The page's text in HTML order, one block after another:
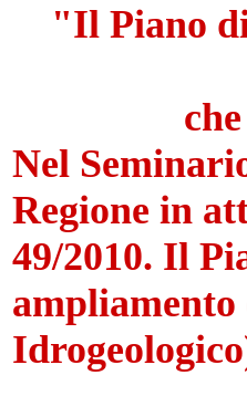
"Il Piano
Nel
Regione in
49/2010. Il
ampliamento